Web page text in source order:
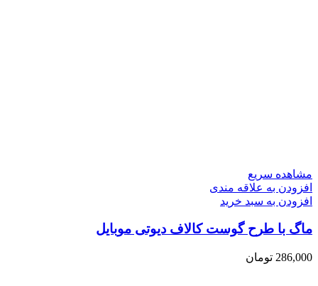
مشاهده سریع
افزودن به علاقه مندی
افزودن به سبد خرید
ماگ با طرح گوست کالاف دیوتی موبایل
286,000 تومان